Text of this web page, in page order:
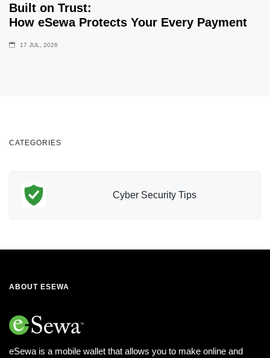
Built on Trust:
How eSewa Protects Your Every Payment
17 JUL, 2026
CATEGORIES
Cyber Security Tips
ABOUT ESEWA
eSewa is a mobile wallet that allows you to make online and